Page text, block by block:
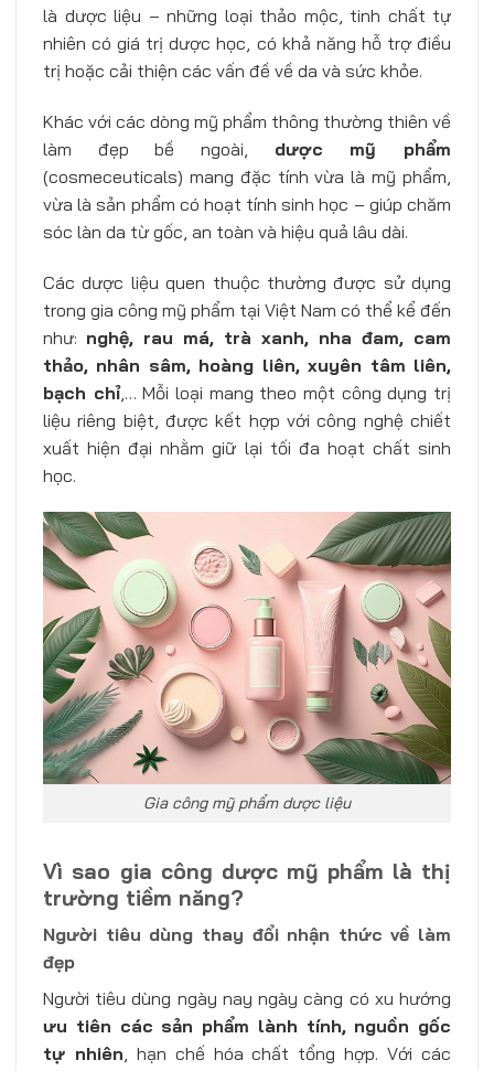
là dược liệu – những loại thảo mộc, tinh chất tự
nhiên có giá trị dược học, có khả năng hỗ trợ điều
trị hoặc cải thiện các vấn đề về da và sức khỏe.
Khác với các dòng mỹ phẩm thông thường thiên về
làm đẹp bề ngoài, dược mỹ phẩm
(cosmeceuticals) mang đặc tính vừa là mỹ phẩm,
vừa là sản phẩm có hoạt tính sinh học – giúp chăm
sóc làn da từ gốc, an toàn và hiệu quả lâu dài.
Các dược liệu quen thuộc thường được sử dụng
trong gia công mỹ phẩm tại Việt Nam có thể kể đến
như: nghệ, rau má, trà xanh, nha đam, cam
thảo, nhân sâm, hoàng liên, xuyên tâm liên,
bạch chỉ,… Mỗi loại mang theo một công dụng trị
liệu riêng biệt, được kết hợp với công nghệ chiết
xuất hiện đại nhằm giữ lại tối đa hoạt chất sinh
học.
Gia công mỹ phẩm dược liệu
Vì sao gia công dược mỹ phẩm là thị
trường tiềm năng?
Người tiêu dùng thay đổi nhận thức về làm
đẹp
Người tiêu dùng ngày nay ngày càng có xu hướng
ưu tiên các sản phẩm lành tính, nguồn gốc
tự nhiên, hạn chế hóa chất tổng hợp. Với các